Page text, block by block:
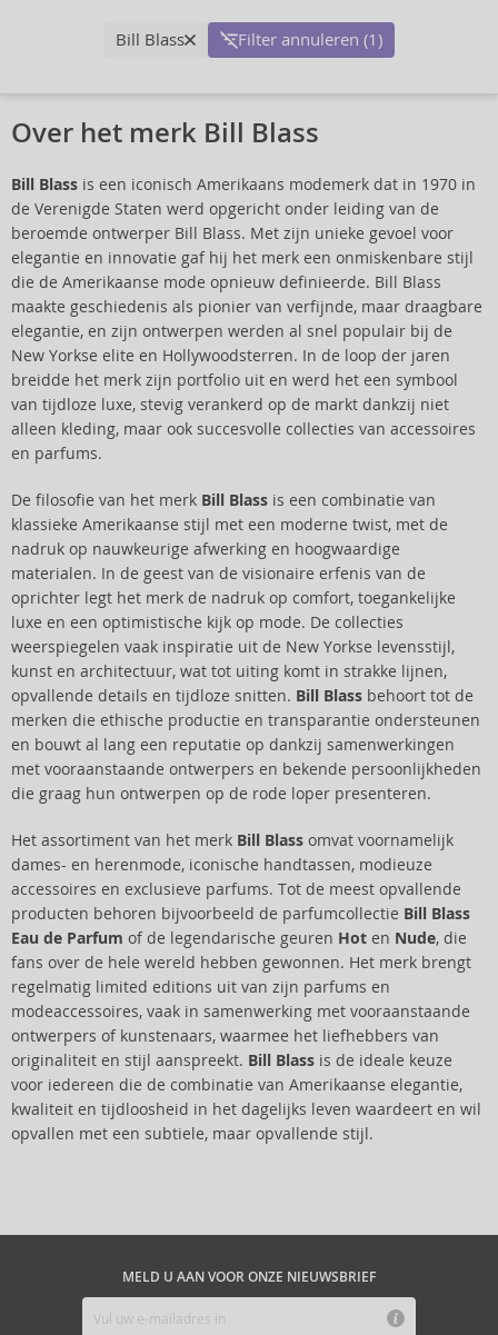
Bill Blass Filter annuleren (1)
Over het merk Bill Blass
Bill Blass is een iconisch Amerikaans modemerk dat in 1970 in
de Verenigde Staten werd opgericht onder leiding van de
beroemde ontwerper Bill Blass. Met zijn unieke gevoel voor
elegantie en innovatie gaf hij het merk een onmiskenbare stijl
die de Amerikaanse mode opnieuw definieerde. Bill Blass
maakte geschiedenis als pionier van verfijnde, maar draagbare
elegantie, en zijn ontwerpen werden al snel populair bij de
New Yorkse elite en Hollywoodsterren. In de loop der jaren
breidde het merk zijn portfolio uit en werd het een symbool
van tijdloze luxe, stevig verankerd op de markt dankzij niet
alleen kleding, maar ook succesvolle collecties van accessoires
en parfums.
De filosofie van het merk Bill Blass is een combinatie van
klassieke Amerikaanse stijl met een moderne twist, met de
nadruk op nauwkeurige afwerking en hoogwaardige
materialen. In de geest van de visionaire erfenis van de
oprichter legt het merk de nadruk op comfort, toegankelijke
luxe en een optimistische kijk op mode. De collecties
weerspiegelen vaak inspiratie uit de New Yorkse levensstijl,
kunst en architectuur, wat tot uiting komt in strakke lijnen,
opvallende details en tijdloze snitten. Bill Blass behoort tot de
merken die ethische productie en transparantie ondersteunen
en bouwt al lang een reputatie op dankzij samenwerkingen
met vooraanstaande ontwerpers en bekende persoonlijkheden
die graag hun ontwerpen op de rode loper presenteren.
Het assortiment van het merk Bill Blass omvat voornamelijk
dames- en herenmode, iconische handtassen, modieuze
accessoires en exclusieve parfums. Tot de meest opvallende
producten behoren bijvoorbeeld de parfumcollectie Bill Blass
Eau de Parfum of de legendarische geuren Hot en Nude, die
fans over de hele wereld hebben gewonnen. Het merk brengt
regelmatig limited editions uit van zijn parfums en
modeaccessoires, vaak in samenwerking met vooraanstaande
ontwerpers of kunstenaars, waarmee het liefhebbers van
originaliteit en stijl aanspreekt. Bill Blass is de ideale keuze
voor iedereen die de combinatie van Amerikaanse elegantie,
kwaliteit en tijdloosheid in het dagelijks leven waardeert en wil
opvallen met een subtiele, maar opvallende stijl.
MELD U AAN VOOR ONZE NIEUWSBRIEF